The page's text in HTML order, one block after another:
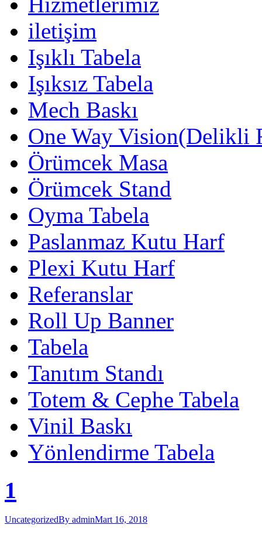
iletişim
Işıklı Tabela
Işıksız Tabela
Mech Baskı
One Way Vision(Delikli
Örümcek Masa
Örümcek Stand
Oyma Tabela
Paslanmaz Kutu Harf
Plexi Kutu Harf
Referanslar
Roll Up Banner
Tabela
Tanıtım Standı
Totem & Cephe Tabela
Vinil Baskı
Yönlendirme Tabela
1
UncategorizedBy adminMart 16, 2018